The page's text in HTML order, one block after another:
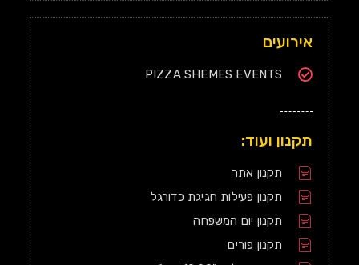
אירועים
PIZZA SHEMES EVENTS
תקנון ועוד:
תקנון אתר
תקנון פעילות חגיגת כדורגל
תקנון יום המשפחה
תקנון פורים